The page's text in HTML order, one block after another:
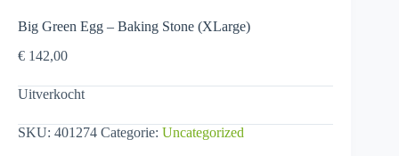
Big Green Egg – Baking Stone (XLarge)
€ 142,00
Uitverkocht
SKU: 401274 Categorie: Uncategorized